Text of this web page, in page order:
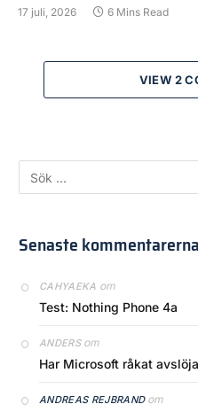
17 juli, 2026 6 Mins Read
VIEW 2
Senaste kommentarerna
CAHYAEKA om
Test: Nothing Phone 4a
ANDERSom
Har Microsoft råkat
ANDREAS REJBRANDom